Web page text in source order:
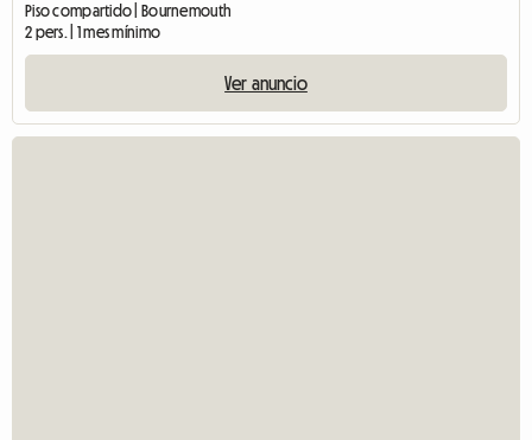
Piso compartido | Bournemouth
2 pers. | 1 mes mínimo
Ver anuncio